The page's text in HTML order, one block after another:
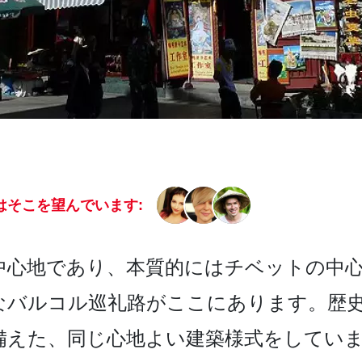
そこを望んでいます:
地­であり、本質的にはチベットの中
ルコル巡礼路がここ­にあります。歴
た、同じ心地よい建築様式をしてい